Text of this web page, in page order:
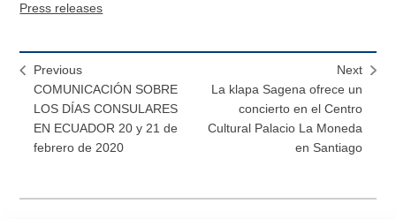
Press releases
Previous
COMUNICACIÓN SOBRE
LOS DÍAS CONSULARES
EN ECUADOR 20 y 21 de
febrero de 2020
Next
La klapa Sagena ofrece un
concierto en el Centro
Cultural Palacio La Moneda
en Santiago